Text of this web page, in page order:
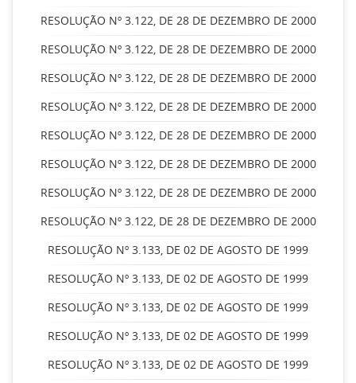
RESOLUÇÃO Nº 3.122, DE 28 DE DEZEMBRO DE 2000
RESOLUÇÃO Nº 3.122, DE 28 DE DEZEMBRO DE 2000
RESOLUÇÃO Nº 3.122, DE 28 DE DEZEMBRO DE 2000
RESOLUÇÃO Nº 3.122, DE 28 DE DEZEMBRO DE 2000
RESOLUÇÃO Nº 3.122, DE 28 DE DEZEMBRO DE 2000
RESOLUÇÃO Nº 3.122, DE 28 DE DEZEMBRO DE 2000
RESOLUÇÃO Nº 3.122, DE 28 DE DEZEMBRO DE 2000
RESOLUÇÃO Nº 3.122, DE 28 DE DEZEMBRO DE 2000
RESOLUÇÃO Nº 3.133, DE 02 DE AGOSTO DE 1999
RESOLUÇÃO Nº 3.133, DE 02 DE AGOSTO DE 1999
RESOLUÇÃO Nº 3.133, DE 02 DE AGOSTO DE 1999
RESOLUÇÃO Nº 3.133, DE 02 DE AGOSTO DE 1999
RESOLUÇÃO Nº 3.133, DE 02 DE AGOSTO DE 1999